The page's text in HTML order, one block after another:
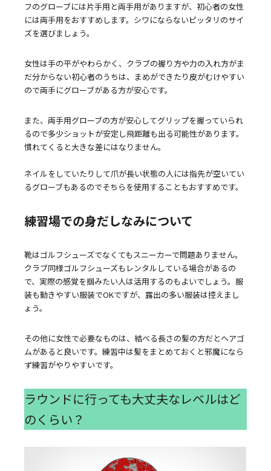
フのグローブには片手用と両手用がありますが、初心者の女性
には両手用をおすすめします。シワにならないピッタリのサイ
ズを選びましょう。
女性は手の平がやわらかく、クラブの握り方や力の入れ方がま
だ分からない初心者のうちは、まめができたり皮がむけやすい
ので両手にグローブがある方が安心です。
また、両手用グローブの方が安心してグリップを握っていられ
るので多少ショットが安定し飛距離も出る可能性があります。
慣れてくると大きな差にはなりません。
ネイルをしていたりして爪が長い状態の人には指先が空いてい
るグローブもあるのでそちらを使用することもおすすめです。
練習場での身だしなみについて
靴はゴルフシューズでなくてもスニーカーで問題ありません。
クラブ同様ゴルフシューズもレンタルしている場合があるの
で、実際の感覚を掴みたい人は活用するのもよいでしょう。服
装も動きやすい服装でOKですが、露出の多い服装は控えまし
ょう。
その他に女性で必要なものは、結べる長さの髪の方だとヘアゴ
ムがあると良いです。練習中は髪をまとめておくと邪魔になら
ず練習がやりやすいです。
ラウンドに行っても大丈夫なレベルはど
のくらい？